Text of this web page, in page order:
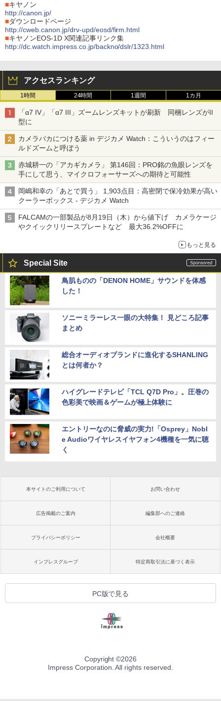
■キヤノン
http://canon.jp/
■ダウンロードページ
http://cweb.canon.jp/drv-upd/eosd/firm.html
■キヤノンEOS-1D X関連記事リンク集
http://dc.watch.impress.co.jp/backno/dslr/1323.html
アクセスランキング
1時間 24時間 1週間 1カ月
「α7 IV」「α7 III」ズームレンズキットが刷新 同梱レンズがII
型に
カメラバカにつける薬 in デジカメ Watch：こういうのはフィー
ルドズームと呼ぼう
赤城耕一の「アカギカメラ」 第146回：PRO銘の魚眼レンズを
手にして思う、マイクロフォーサーズへの期待と可能性
岡嶋和幸の「あとで買う」 1,903点目：高密閉で保冷効果が高い
クーラーボックス - デジカメ Watch
FALCAMの一部製品が8月19日（木）から値下げ カメラケージ
やクイックリリースプレートなど 最大36.2%OFFに
もっと見る
Special Site
鳥肌ものの「DENON HOME」サウンドを体感
した！
ソニーミラーレス一眼の大特集！ 見どころ記事
まとめ
総合オーディオブランドに進化するSHANLING
とは何者か？
ハイグレードテレビ「TCL Q7D Pro」。圧巻の
色彩美で映画＆ゲームが極上体験に
エントリーなのに脅威の実力!「Osprey」Nobl
e Audioワイヤレスイヤフォン4機種を一気に聴
く
本サイトのご利用について お問い合わせ
広告掲載のご案内 編集部へのご連絡
プライバシーポリシー 会社概要
インプレスグループ 特定商取引法に基づく表示
PC版で見る
Copyright ©2026
Impress Corporation. All rights reserved.